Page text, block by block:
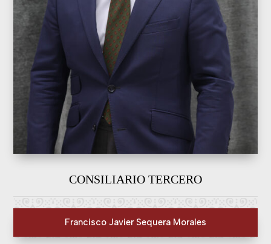
CONSILIARIO TERCERO
Francisco Javier Sequera Morales